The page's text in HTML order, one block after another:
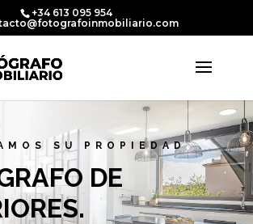
+34 613 095 954
SU PROPIEDAD
DE